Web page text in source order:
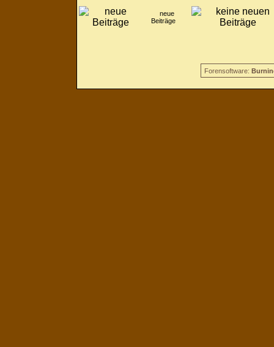
neue
Beiträge
Forensoftware: